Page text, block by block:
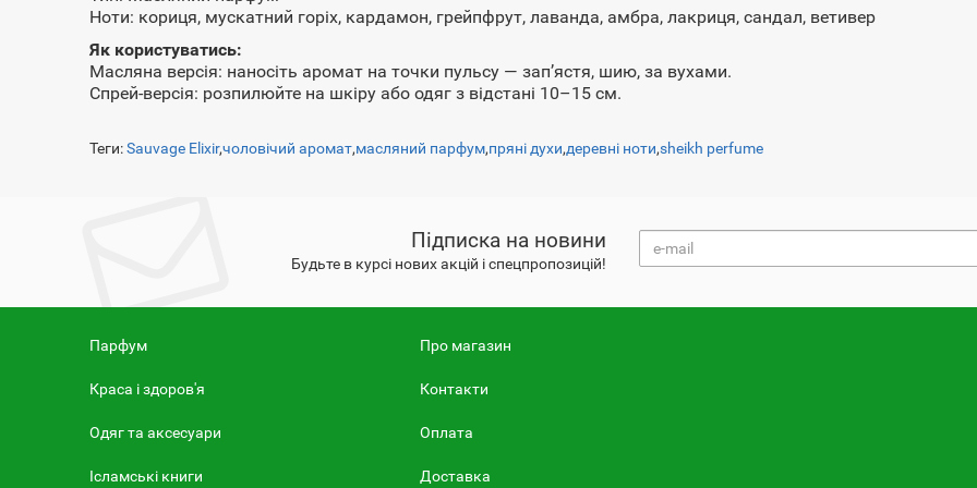
Ноти: кориця, мускатний горіх, кардамон, грейпфрут, лаванда, амбра, лакриця, сандал, ветивер
Як користуватись:
Масляна версія: наносіть аромат на точки пульсу — зап’ястя, шию, за вухами.
Спрей-версія: розпилюйте на шкіру або одяг з відстані 10–15 см.
Теги:Sauvage Elixir,чоловічий аромат,масляний парфум,пряні духи,деревні ноти,sheikh perfume
Підписка на новини
Будьте в курсі нових акцій і спецпропозицій!
Парфум
Краса і здоров'я
Одяг та аксесуари
Ісламські книги
Про магазин
Контакти
Оплата
Доставка